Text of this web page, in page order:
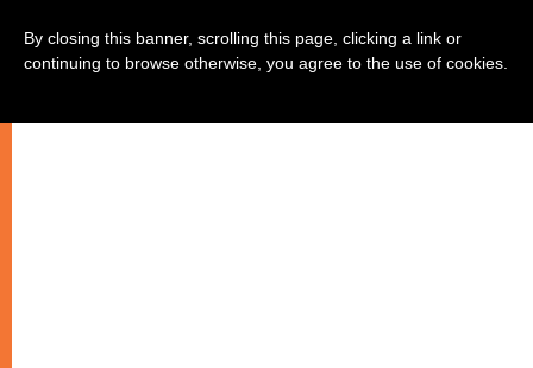
By closing this banner, scrolling this page, clicking a link or
continuing to browse otherwise, you agree to the use of cookies.